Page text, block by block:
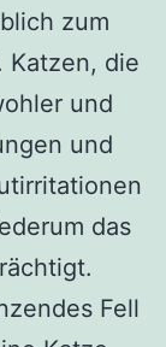
zum
Katzen, die
und
und
das
Fell